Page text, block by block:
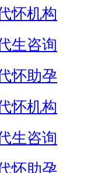
怀机构
生咨询
怀助孕
怀机构
生咨询
怀助孕